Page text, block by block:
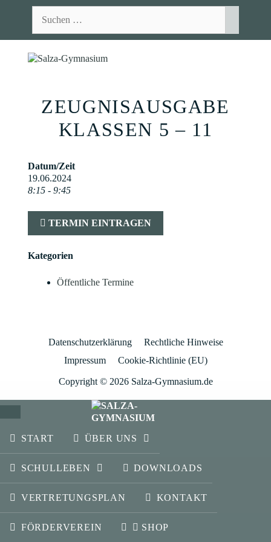
nach:
ZEUGNISAUSGABE
KLASSEN 5 – 11
Datum/Zeit
19.06.2024
8:15 - 9:45
TERMIN EINTRAGEN
Kategorien
Öffentliche Termine
Datenschutzerklärung
Rechtliche Hinweise
Impressum
Cookie-Richtlinie (EU)
Copyright © 2026 Salza-Gymnasium.de
SCHLIESSEN
START
ÜBER UNS
SCHULLEBEN DOWNLOADS
VERTRETUNGSPLAN KONTAKT
FÖRDERVEREIN SHOP